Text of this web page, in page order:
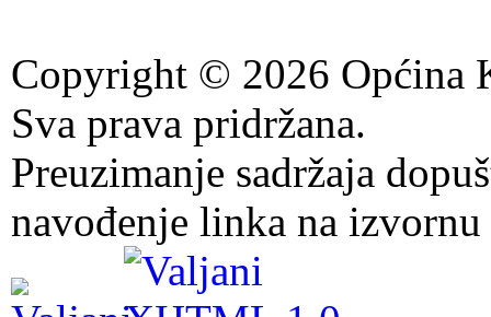
Copyright © 2026 Općina
Sva prava pridržana.
Preuzimanje sadržaja
navođenje linka na izvornu